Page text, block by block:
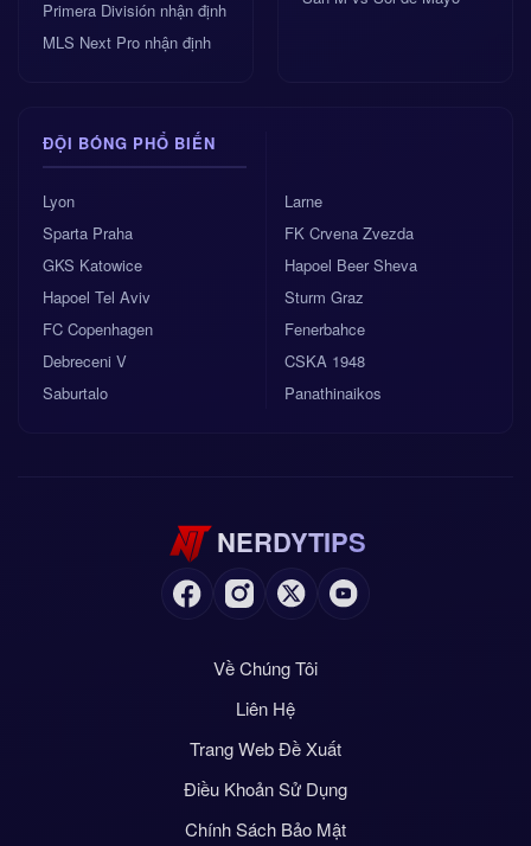
Primera División nhận định
MLS Next Pro nhận định
ĐỘI BÓNG PHỔ BIẾN
Lyon
Sparta Praha
GKS Katowice
Hapoel Tel Aviv
FC Copenhagen
Debreceni V
Saburtalo
Larne
FK Crvena Zvezda
Hapoel Beer Sheva
Sturm Graz
Fenerbahce
CSKA 1948
Panathinaikos
NERDYTIPS
Về Chúng Tôi
Liên Hệ
Trang Web Đề Xuất
Điều Khoản Sử Dụng
Chính Sách Bảo Mật